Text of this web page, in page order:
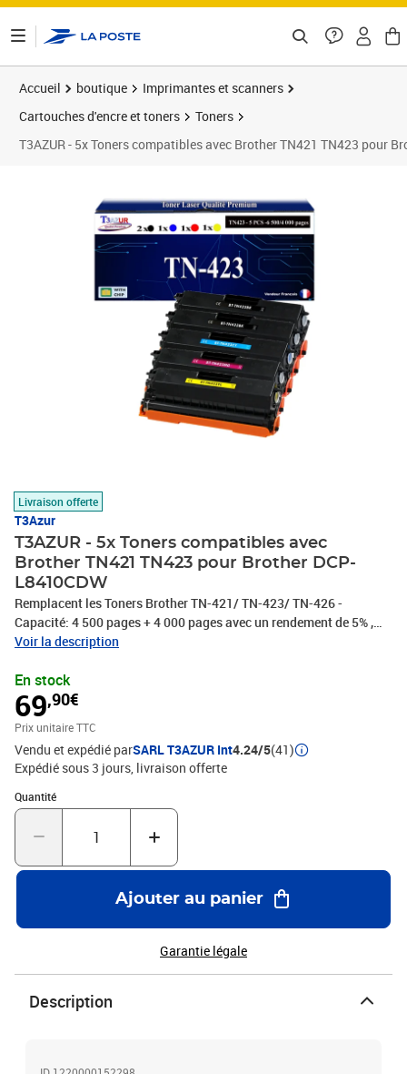
Accueil boutique
Imprimantes et scanners
Cartouches d'encre et toners
Toners
T3AZUR - 5x Toners compatibles avec Brother TN421 TN423 pour
Livraison offerte
T3Azur
T3AZUR - 5x Toners compatibles avec
Brother TN421 TN423 pour Brother DCP-
L8410CDW
Remplacent les Toners Brother TN-421/ TN-423/ TN-426 -
Capacité: 4 500 pages + 4 000 pages avec un rendement de 5% ,
repondent à toutes les normes européennes ISO 9001/14001,
garantie une excellence qualité d'impression - Marque T3AZUR
Voir la description
En stock
69,90€
Prix unitaire TTC
Vendu et expédié parSARL T3AZUR Int4.24/5(41)
Expédié sous 3 jours livraison offerte
Quantité
Quantité : 1
Ajouter au panier
Garantie légale
Description